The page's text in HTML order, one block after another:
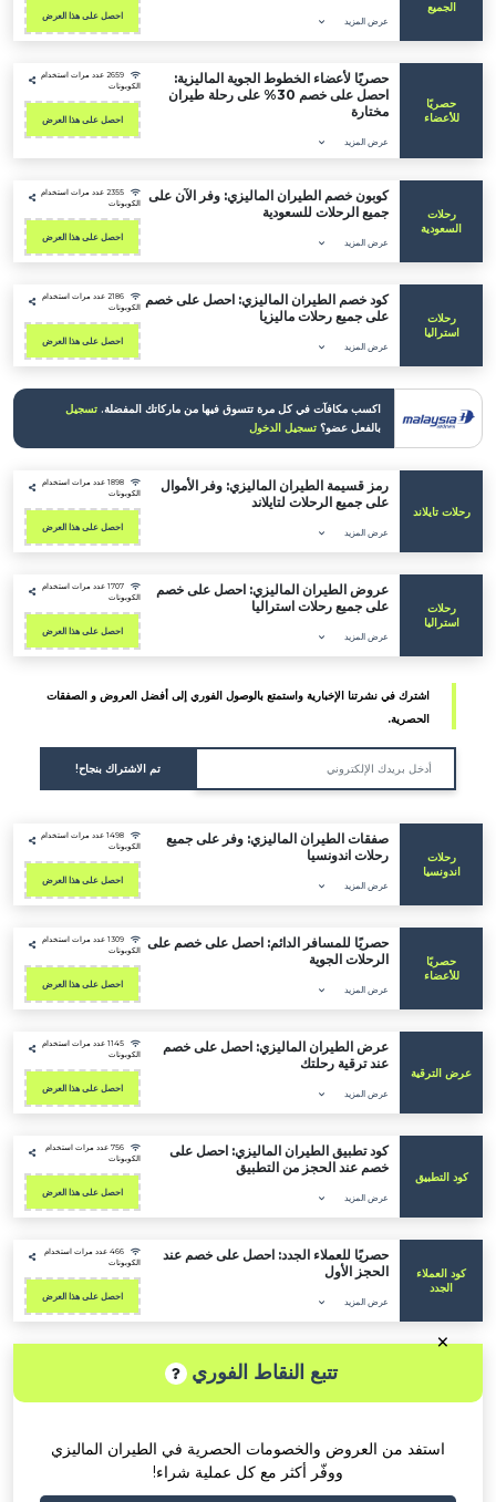
احصل على هذا العرض
حصريًا لأعضاء الخطوط الجوية الماليزية:
احصل على خصم 30% على رحلة طيران
مختارة
2659 عدد مرات استخدام
الكوبونات
احصل على هذا العرض
كوبون خصم الطيران الماليزي: وفر الآن على
جميع الرحلات للسعودية
2355 عدد مرات استخدام
الكوبونات
احصل على هذا العرض
كود خصم الطيران الماليزي: احصل على خصم
على جميع رحلات ماليزيا
2186 عدد مرات استخدام
الكوبونات
احصل على هذا العرض
اكسب مكافآت في كل مرة تتسوق فيها من ماركاتك المفضلة.تسجيل
بالفعل عضو؟تسجيل الدخول
رمز قسيمة الطيران الماليزي: وفر الأموال
على جميع الرحلات لتايلاند
1898 عدد مرات استخدام
الكوبونات
احصل على هذا العرض
عروض الطيران الماليزي: احصل على خصم
على جميع رحلات استراليا
1707 عدد مرات استخدام
الكوبونات
احصل على هذا العرض
اشترك في نشرتنا الإخبارية واستمتع بالوصول الفوري إلى أفضل العروض و الصفقات
تم الاشتراك بنجاح!
صفقات الطيران الماليزي: وفر على جميع
رحلات اندونسيا
1498 عدد مرات استخدام
الكوبونات
احصل على هذا العرض
حصريًا للمسافر الدائم: احصل على خصم على
الرحلات الجوية
1309 عدد مرات استخدام
الكوبونات
احصل على هذا العرض
عرض الطيران الماليزي: احصل على خصم
عند ترقية رحلتك
1145 عدد مرات استخدام
الكوبونات
احصل على هذا العرض
كود تطبيق الطيران الماليزي: احصل على
خصم عند الحجز من التطبيق
756 عدد مرات استخدام
الكوبونات
احصل على هذا العرض
حصريًا للعملاء الجدد: احصل على خصم عند
الحجز الأول
466 عدد مرات استخدام
الكوبونات
احصل على هذا العرض
تتبع النقاط الفوري
من العروض والخصومات الحصرية في الطيران الماليزي
ووفّر أكثر مع كل عملية شراء!